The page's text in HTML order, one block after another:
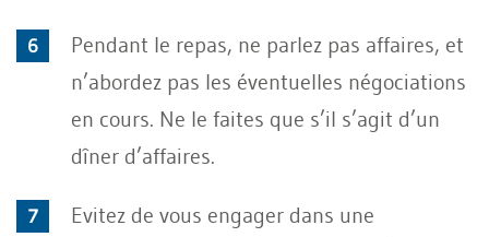
Pendant le repas, ne parlez pas affaires, et
n’abordez pas les éventuelles négociations
en cours. Ne le faites que s’il s’agit d’un
dîner d’affaires.
Evitez de vous engager dans une